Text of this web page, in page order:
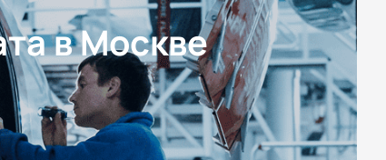
в Москве